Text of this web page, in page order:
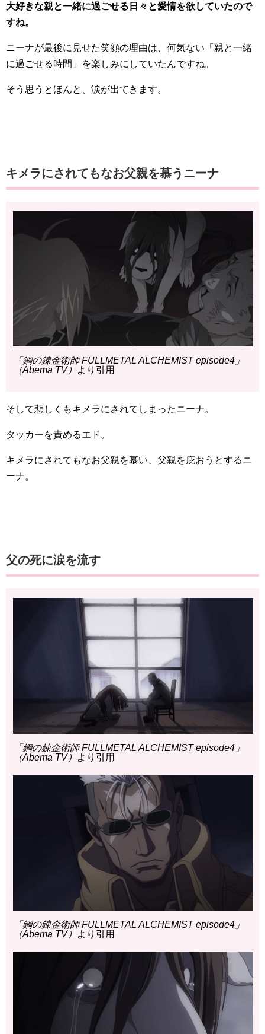
大好きな親と一緒に過ごせる日々と愛情を欲していたので
すね。
ニーナが最後に見せた笑顔の理由は、何気ない「親と一緒
に過ごせる時間」を楽しみにしていたんですね。
そう思うとほんと、涙が出てきます。
キメラにされてもなお父親を慕うニーナ
「鋼の錬金術師 FULLMETAL ALCHEMIST episode4」
（Abema TV）
より引用
そして悲しくもキメラにされてしまったニーナ。
タッカーを責めるエド。
キメラにされてもなお父親を慕い、父親を庇おうとするニ
ーナ。
父の死に涙を流す
「鋼の錬金術師 FULLMETAL ALCHEMIST episode4」
（Abema TV）
より引用
「鋼の錬金術師 FULLMETAL ALCHEMIST episode4」
（Abema TV）
より引用